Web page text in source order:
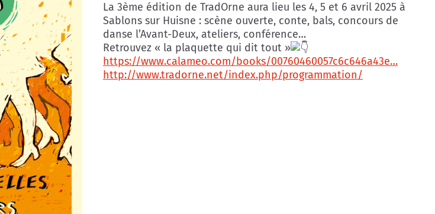
La 3ème édition de TradOrne aura lieu les 4, 5 et 6 avril 2025 à
Sablons sur Huisne : scène ouverte, conte, bals, concours de
danse l’Avant-Deux, ateliers, conférence…
Retrouvez « la plaquette qui dit tout »
https://www.calameo.com/books/00760460057c6c646a43e…
http://www.tradorne.net/index.php/programmation/